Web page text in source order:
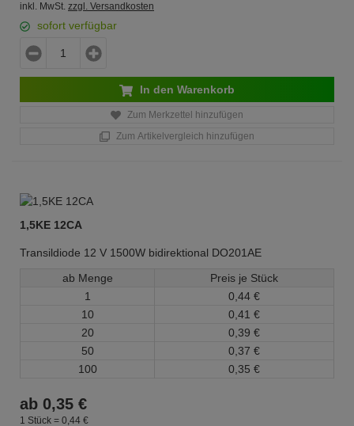
inkl. MwSt. zzgl. Versandkosten
sofort verfügbar
In den Warenkorb
Zum Merkzettel hinzufügen
Zum Artikelvergleich hinzufügen
1,5KE 12CA
Transildiode 12 V 1500W bidirektional DO201AE
ab Menge
Preis je Stück
1
0, 44 €
10
0, 41 €
20
0, 39 €
50
0, 37 €
100
0, 35 €
ab 0,35 €
1 Stück = 0, 44 €